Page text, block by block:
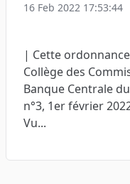
16 Feb 2022 17:53:44
| Cette
Collège des
Banque Centrale
n°3, 1er février
Vu...